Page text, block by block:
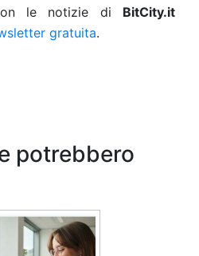
le notizie di BitCity.it
gratuita.
potrebbero